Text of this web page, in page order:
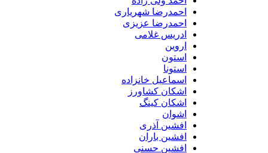
احمدرضا شهریاری
احمدرضا عزیزی
ادریس غلامی
اروین
استون
استونا
اسماعیل خانزاده
اشکان کشاورز
اشکان کینگ
اشوان
افشین آذری
افشین باران
افشین حسنی